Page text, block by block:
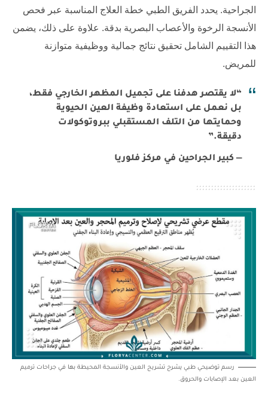
الجراحية. يحدد الفريق الطبي خطة العلاج المناسبة عبر فحص
الأنسجة الرخوة والأعصاب البصرية بدقة. علاوة على ذلك، يضمن
هذا التقييم الشامل تحقيق نتائج جمالية ووظيفية متوازنة
للمريض.
“لا يقتصر هدفنا على تجميل المظهر الخارجي فقط،
بل نعمل على استعادة وظيفة العين الحيوية
وحمايتها من التلف المستقبلي ببروتوكولات
دقيقة.”
— كبير الجراحين في مركز فلوريا
رسم توضيحي طبي يشرح تشريح العين والأنسجة المحيطة بها في جراحات ترميم
العين بعد الإصابات والحروق.